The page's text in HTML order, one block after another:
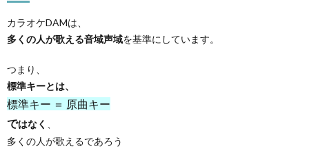
カラオケDAMは、
多くの人が歌える音域声域を基準にしています。
つまり、
標準キーとは、
標準キー ＝ 原曲キー
ではなく
多くの人が歌えるであろう